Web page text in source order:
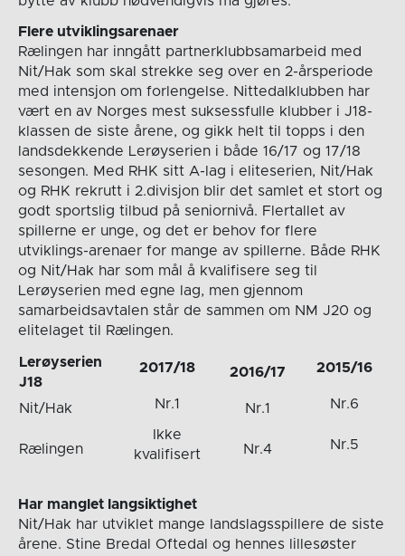
Flere utviklingsarenaer
Rælingen har inngått partnerklubbsamarbeid med
Nit/Hak som skal strekke seg over en 2-årsperiode
med intensjon om forlengelse. Nittedalklubben har
vært en av Norges mest suksessfulle klubber i J18-
klassen de siste årene, og gikk helt til topps i den
landsdekkende Lerøyserien i både 16/17 og 17/18
sesongen. Med RHK sitt A-lag i eliteserien, Nit/Hak
og RHK rekrutt i 2.divisjon blir det samlet et stort og
godt sportslig tilbud på seniornivå. Flertallet av
spillerne er unge, og det er behov for flere
utviklings-arenaer for mange av spillerne. Både RHK
og Nit/Hak har som mål å kvalifisere seg til
Lerøyserien med egne lag, men gjennom
samarbeidsavtalen står de sammen om NM J20 og
elitelaget til Rælingen.
Lerøyserien
J18
2017/18 2016/17 2015/16
Nit/Hak Nr.1 Nr.1 Nr.6
Rælingen
Ikke
kvalifisert
Nr.4 Nr.5
Har manglet langsiktighet
Nit/Hak har utviklet mange landslagsspillere de siste
årene. Stine Bredal Oftedal og hennes lillesøster